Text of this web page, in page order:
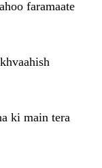
faramaate
ki main tera